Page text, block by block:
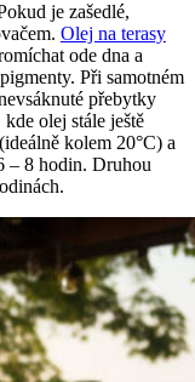
je zašedlé,
Olej na terasy
ode dna a
Při samotném
přebytky
kde olej stále ještě
kolem 20°C) a
– 8 hodin. Druhou